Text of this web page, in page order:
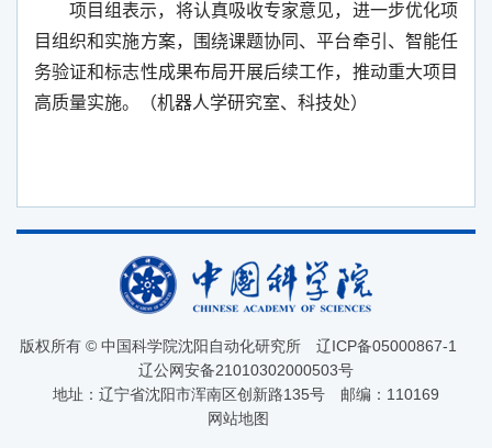
项目组表示，将认真吸收专家意见，进一步优化项
目组织和实施方案，围绕课题协同、平台牵引、智能任
务验证和标志性成果布局开展后续工作，推动重大项目
高质量实施。（机器人学研究室、科技处）
版权所有 © 中国科学院沈阳自动化研究所 辽ICP备05000867-1
辽公网安备21010302000503号
地址：辽宁省沈阳市浑南区创新路135号 邮编：110169
网站地图